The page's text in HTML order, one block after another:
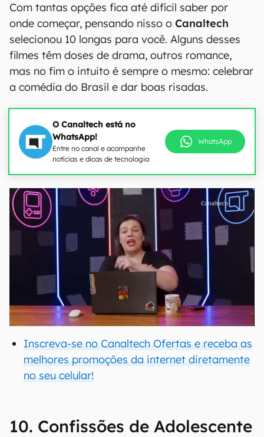
Com tantas opções fica até difícil saber por
onde começar, pensando nisso o Canaltech
selecionou 10 longas para você. Alguns desses
filmes têm doses de drama, outros romance,
mas no fim o intuito é sempre o mesmo: celebrar
a comédia do Brasil e dar boas risadas.
O Canaltech está no
WhatsApp!
Entre no canal e acompanhe
notícias e dicas de tecnologia
WhatsApp
Inscreva-se no Canaltech Ofertas e receba as
melhores promoções da internet diretamente
no seu celular!
10. Confissões de Adolescente